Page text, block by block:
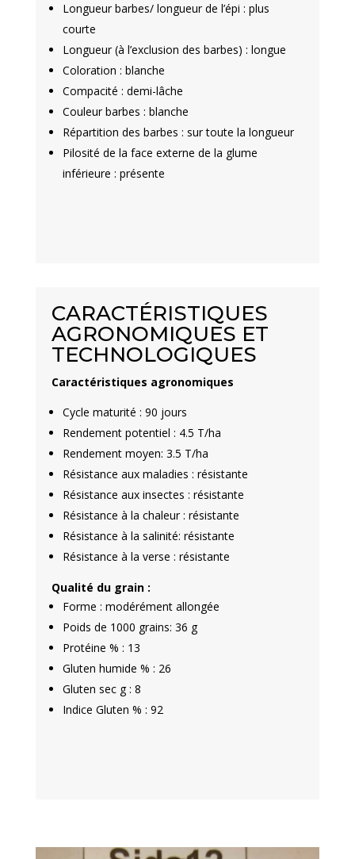
Longueur barbes/ longueur de l’épi : plus
courte
Longueur (à l’exclusion des barbes) : longue
Coloration : blanche
Compacité : demi-lâche
Couleur barbes : blanche
Répartition des barbes : sur toute la longueur
Pilosité de la face externe de la glume
inférieure : présente
CARACTÉRISTIQUES
AGRONOMIQUES ET
TECHNOLOGIQUES
Caractéristiques agronomiques
Cycle maturité : 90 jours
Rendement potentiel : 4.5 T/ha
Rendement moyen: 3.5 T/ha
Résistance aux maladies : résistante
Résistance aux insectes : résistante
Résistance à la chaleur : résistante
Résistance à la salinité: résistante
Résistance à la verse : résistante
Qualité du grain :
Forme : modérément allongée
Poids de 1000 grains: 36 g
Protéine % : 13
Gluten humide % : 26
Gluten sec g : 8
Indice Gluten % : 92